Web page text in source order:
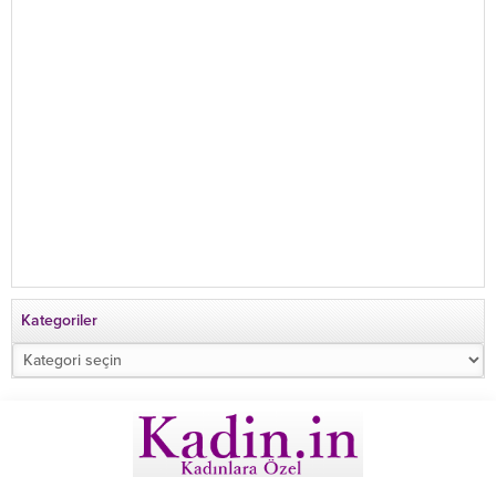
Kategoriler
Kategoriler